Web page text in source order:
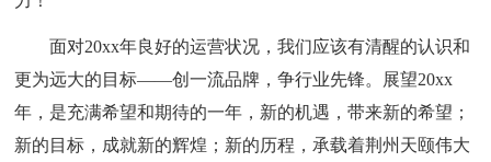
面对20xx年良好的运营状况，我们应该有清醒的认识和
更为远大的目标——创一流品牌，争行业先锋。展望20xx
年，是充满希望和期待的一年，新的机遇，带来新的希望；
新的目标，成就新的辉煌；新的历程，承载着荆州天颐伟大